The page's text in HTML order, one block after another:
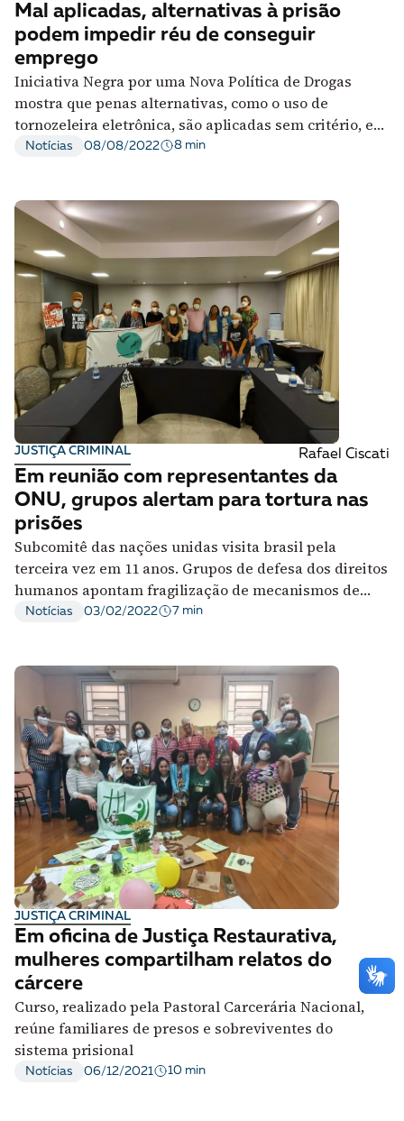
Mal aplicadas, alternativas à prisão
podem impedir réu de conseguir
emprego
Iniciativa Negra por uma Nova Política de Drogas
mostra que penas alternativas, como o uso de
tornozeleira eletrônica, são aplicadas sem critério, e
ampliam desigualdades
Notícias 08/08/2022 8 min
JUSTIÇA CRIMINAL Rafael Ciscati
Em reunião com representantes da
ONU, grupos alertam para tortura nas
prisões
Subcomitê das nações unidas visita brasil pela
terceira vez em 11 anos. Grupos de defesa dos direitos
humanos apontam fragilização de mecanismos de
combate à tortura na pandemia
Notícias 03/02/2022 7 min
JUSTIÇA CRIMINAL
Em oficina de Justiça Restaurativa,
mulheres compartilham relatos do
cárcere
Curso, realizado pela Pastoral Carcerária Nacional,
reúne familiares de presos e sobreviventes do
sistema prisional
Notícias 06/12/2021 10 min